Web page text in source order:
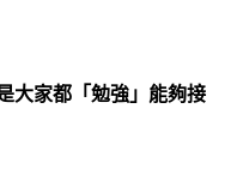
大家都「勉強」能夠接